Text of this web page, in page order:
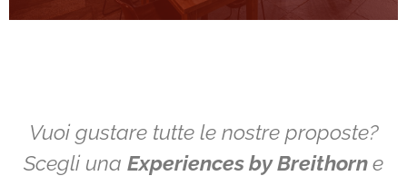
Vuoi gustare tutte le nostre proposte?
Scegli una Experiences by Breithorne